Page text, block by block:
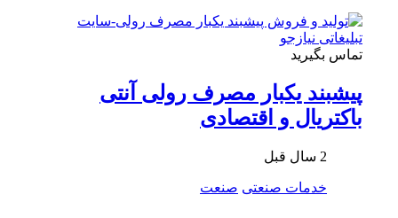
تماس بگیرید
پیشبند یکبار مصرف رولی آنتی
باکتریال و اقتصادی
2 سال قبل
خدمات صنعتی صنعت